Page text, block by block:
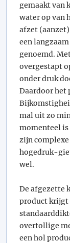
gemaakt van
water op van
afzet
een
genoemd.
overgestapt
onder druk
Daardoor het
mal uit zo
momenteel is
zijn
hogedruk-
wel.
De afgezette
product krijgt
overtollige
een hol